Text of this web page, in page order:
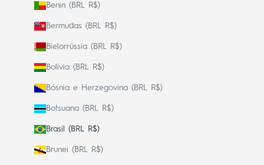
Benin (BRL R$)
Bermudas (BRL R$)
Bielorrússia (BRL R$)
Bolívia (BRL R$)
Bósnia e Herzegovina (BRL R$)
Botsuana (BRL R$)
Brasil (BRL R$)
Brunei (BRL R$)